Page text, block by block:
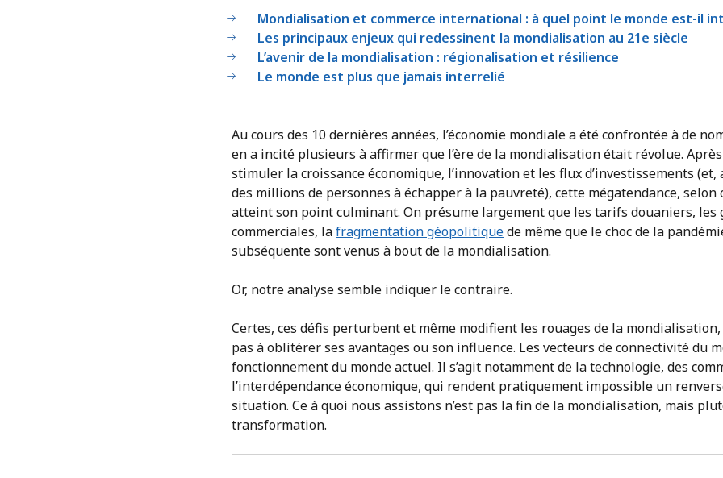
Mondialisation et commerce international : à quel point le monde est-il
Les principaux enjeux qui redessinent la mondialisation au 21e siècle
L’avenir de la mondialisation : régionalisation et résilience
Le monde est plus que jamais interrelié
Au cours des 10 dernières années, l’économie mondiale a été confrontée à de
en a incité plusieurs à affirmer que l’ère de la mondialisation était révolue.
stimuler la croissance économique, l’innovation et les flux d’investissements (et,
des millions de personnes à échapper à la pauvreté), cette mégatendance,
atteint son point culminant. On présume largement que les tarifs douaniers, les
commerciales, lafragmentation géopolitiquede même que le choc de la
subséquente sont venus à bout de la mondialisation.
Or, notre analyse semble indiquer le contraire.
Certes, ces défis perturbent et même modifient les rouages de la
pas à oblitérer ses avantages ou son influence. Les vecteurs de connectivité du
fonctionnement du monde actuel. Il s’agit notamment de la technologie, des
l’interdépendance économique, qui rendent pratiquement impossible un
situation. Ce à quoi nous assistons n’est pas la fin de la mondialisation, mais
transformation.